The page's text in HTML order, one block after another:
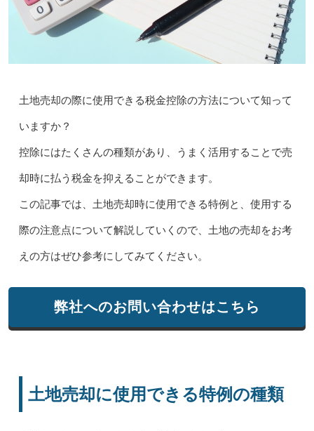
土地売却の際に使用できる税金控除の方法について知って
いますか？
控除にはたくさんの種類があり、うまく活用することで売
却時に払う税金を抑えることができます。
この記事では、土地売却時に使用できる特例と、使用する
際の注意点について解説していくので、土地の売却をお考
えの方はぜひ参考にしてみてください。
弊社へのお問い合わせはこちら
土地売却に使用できる特例の種類